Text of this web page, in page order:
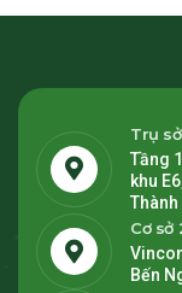
Trụ
Tầng
khu
Thành
Cơ sở
Bến